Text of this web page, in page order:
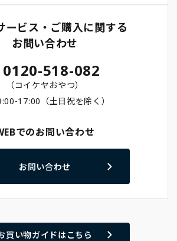
ービス・ご購入に関する
お問い合わせ
0120-518-082
（コイケヤおやつ）
17:00（土日祝を除く）
でのお問い合わせ
お問い合わせ
買い物ガイドはこちら